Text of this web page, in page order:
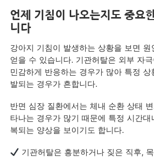
언제 기침이 나오는지도 중요
니다
강아지 기침이 발생하는 상황을 보면 원
얻을 수 있습니다. 기관허탈은 외부 자
민감하게 반응하는 경우가 많아 특정 상
발되는 경우가 흔합니다.
반면 심장 질환에서는 체내 순환 상태
타나는 경우가 많기 때문에 특정 시간
복되는 양상을 보이기도 합니다.
기관허탈은 흥분하거나 짖은 직후,